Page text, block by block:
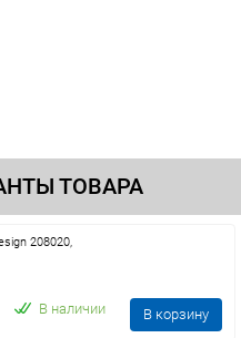
ТОВАРА
208020,
В наличии В корзину